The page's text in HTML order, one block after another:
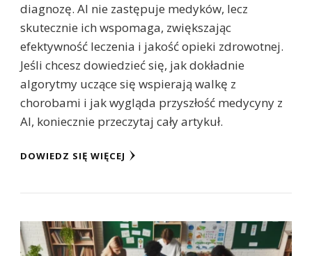
diagnozę. AI nie zastępuje medyków, lecz
skutecznie ich wspomaga, zwiększając
efektywność leczenia i jakość opieki zdrowotnej.
Jeśli chcesz dowiedzieć się, jak dokładnie
algorytmy uczące się wspierają walkę z
chorobami i jak wygląda przyszłość medycyny z
AI, koniecznie przeczytaj cały artykuł.
DOWIEDZ SIĘ WIĘCEJ